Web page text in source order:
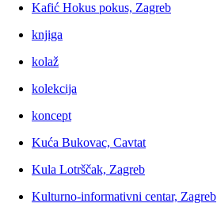
Kafić Hokus pokus, Zagreb
knjiga
kolaž
kolekcija
koncept
Kuća Bukovac, Cavtat
Kula Lotrščak, Zagreb
Kulturno-informativni centar, Zagreb